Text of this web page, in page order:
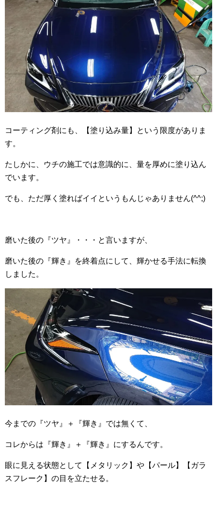
コーティング剤にも、【塗り込み量】という限度がありま
す。
たしかに、ウチの施工では意識的に、量を厚めに塗り込ん
でいます。
でも、ただ厚く塗ればイイというもんじゃありません(^^;)
磨いた後の『ツヤ』・・・と言いますが、
磨いた後の『輝き』を終着点にして、輝かせる手法に転換
しました。
今までの『ツヤ』＋『輝き』では無くて、
コレからは『輝き』＋『輝き』にするんです。
眼に見える状態として【メタリック】や【パール】【ガラ
スフレーク】の目を立たせる。